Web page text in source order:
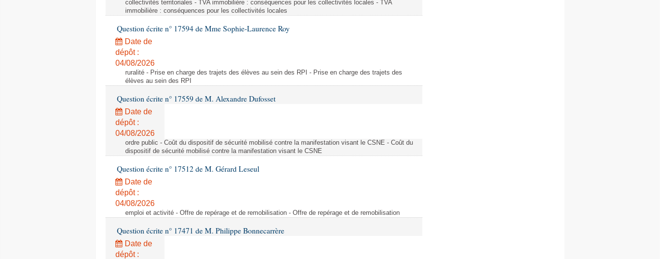
collectivités territoriales - TVA immobilière : conséquences pour les collectivités locales - TVA
immobilière : conséquences pour les collectivités locales
Question écrite n° 17594 de Mme Sophie-Laurence Roy
Date de
dépôt :
04/08/2026
ruralité - Prise en charge des trajets des élèves au sein des RPI - Prise en charge des trajets des
élèves au sein des RPI
Question écrite n° 17559 de M. Alexandre Dufosset
Date de
dépôt :
04/08/2026
ordre public - Coût du dispositif de sécurité mobilisé contre la manifestation visant le CSNE - Coût du
dispositif de sécurité mobilisé contre la manifestation visant le CSNE
Question écrite n° 17512 de M. Gérard Leseul
Date de
dépôt :
04/08/2026
emploi et activité - Offre de repérage et de remobilisation - Offre de repérage et de remobilisation
Question écrite n° 17471 de M. Philippe Bonnecarrère
Date de
dépôt :